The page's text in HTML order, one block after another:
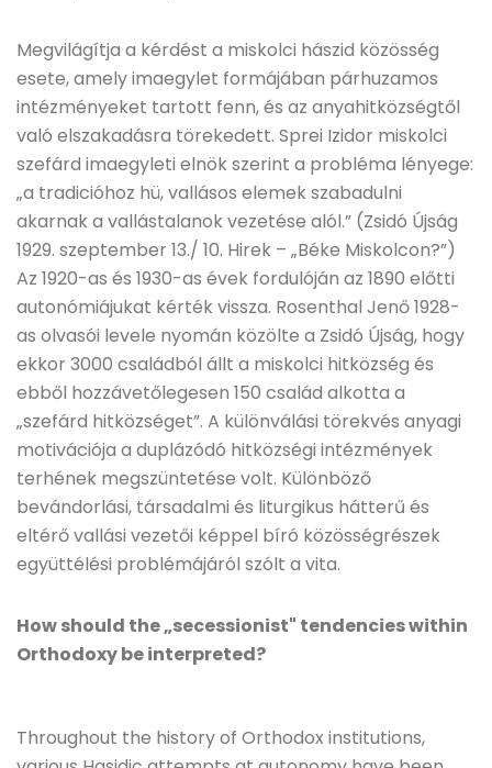
Megvilágítja a kérdést a miskolci hászid közösség
esete, amely imaegylet formájában párhuzamos
intézményeket tartott fenn, és az anyahitközségtől
való elszakadásra törekedett. Sprei Izidor miskolci
szefárd imaegyleti elnök szerint a probléma lényege:
„a tradicióhoz hü, vallásos elemek szabadulni
akarnak a vallástalanok vezetése alól.” (Zsidó Újság
1929. szeptember 13./ 10. Hirek – „Béke Miskolcon?”)
Az 1920-as és 1930-as évek fordulóján az 1890 előtti
autonómiájukat kérték vissza. Rosenthal Jenő 1928-
as olvasói levele nyomán közölte a Zsidó Újság, hogy
ekkor 3000 családból állt a miskolci hitközség és
ebből hozzávetőlegesen 150 család alkotta a
„szefárd hitközséget”. A különválási törekvés anyagi
motivációja a duplázódó hitközségi intézmények
terhének megszüntetése volt. Különböző
bevándorlási, társadalmi és liturgikus hátterű és
eltérő vallási vezetői képpel bíró közösségrészek
együttélési problémájáról szólt a vita.
How should the „secessionist" tendencies within
Orthodoxy be interpreted?
Throughout the history of Orthodox institutions,